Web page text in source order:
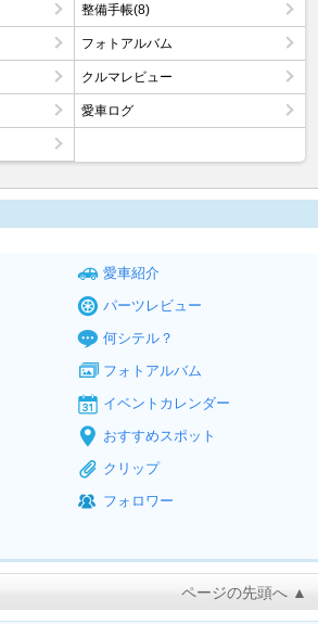
整備手帳(8)
フォトアルバム
クルマレビュー
愛車ログ
愛車紹介
パーツレビュー
何シテル？
フォトアルバム
イベントカレンダー
おすすめスポット
クリップ
フォロワー
ページの先頭へ ▲